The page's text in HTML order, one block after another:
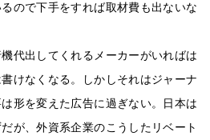
ので下手をすれば取材費も出ないな
代出してくれるメーカーがいればは
けなくなる。しかしそれはジャーナ
形を変えた広告に過ぎない。日本は
が、外資系企業のこうしたリベート